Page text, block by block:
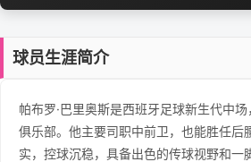
球员生涯简介
帕布罗·巴里奥斯是西班牙足球新生代中
俱乐部。他主要司职中前卫，也能胜任后
实，控球沉稳，具备出色的传球视野和一